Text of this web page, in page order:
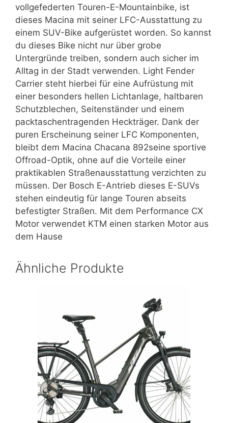
vollgefederten Touren-E-Mountainbike, ist
dieses Macina mit seiner LFC-Ausstattung zu
einem SUV-Bike aufgerüstet worden. So kannst
du dieses Bike nicht nur über grobe
Untergründe treiben, sondern auch sicher im
Alltag in der Stadt verwenden. Light Fender
Carrier steht hierbei für eine Aufrüstung mit
einer besonders hellen Lichtanlage, haltbaren
Schutzblechen, Seitenständer und einem
packtaschentragenden Heckträger. Dank der
puren Erscheinung seiner LFC Komponenten,
bleibt dem Macina Chacana 892seine sportive
Offroad-Optik, ohne auf die Vorteile einer
praktikablen Straßenausstattung verzichten zu
müssen. Der Bosch E-Antrieb dieses E-SUVs
stehen eindeutig für lange Touren abseits
befestigter Straßen. Mit dem Performance CX
Motor verwendet KTM einen starken Motor aus
dem Hause
Ähnliche Produkte